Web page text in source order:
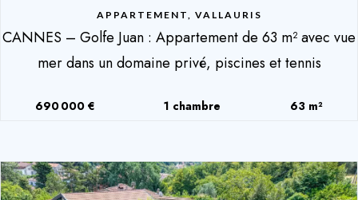
APPARTEMENT, VALLAURIS
CANNES – Golfe Juan : Appartement de 63 m² avec vue
mer dans un domaine privé, piscines et tennis
690 000 € 1 chambre 63 m²